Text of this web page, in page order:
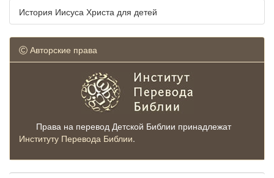
История Иисуса Христа для детей
Авторские права
Права на перевод Детской Библии принадлежат
Институту Перевода Библии.